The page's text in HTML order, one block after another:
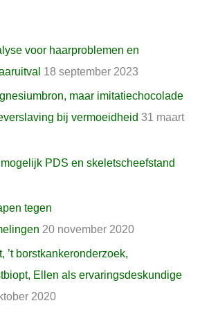
voor haarproblemen en
18 september 2023
maar imitatiechocolade
bij vermoeidheid 31 maart
PDS en skeletscheefstand
tegen
20 november 2020
’t borstkankeronderzoek,
Ellen als ervaringsdeskundige
2020